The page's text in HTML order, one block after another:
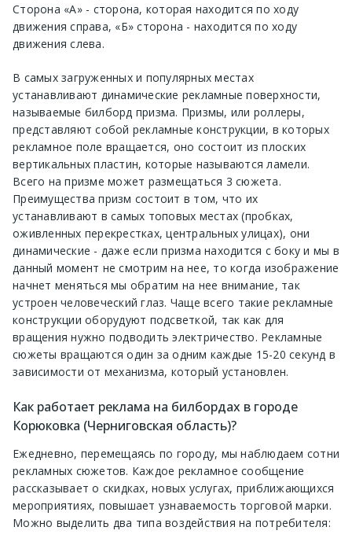
Сторона «А» - сторона, которая находится по ходу
движения справа, «Б» сторона - находится по ходу
движения слева.
В самых загруженных и популярных местах
устанавливают динамические рекламные поверхности,
называемые билборд призма. Призмы, или роллеры,
представляют собой рекламные конструкции, в которых
рекламное поле вращается, оно состоит из плоских
вертикальных пластин, которые называются ламели.
Всего на призме может размещаться 3 сюжета.
Преимущества призм состоит в том, что их
устанавливают в самых топовых местах (пробках,
оживленных перекрестках, центральных улицах), они
динамические - даже если призма находится с боку и мы в
данный момент не смотрим на нее, то когда изображение
начнет меняться мы обратим на нее внимание, так
устроен человеческий глаз. Чаще всего такие рекламные
конструкции оборудуют подсветкой, так как для
вращения нужно подводить электричество. Рекламные
сюжеты вращаются один за одним каждые 15-20 секунд в
зависимости от механизма, который установлен.
Как работает реклама на билбордах в городе
Корюковка (Черниговская область)?
Ежедневно, перемещаясь по городу, мы наблюдаем сотни
рекламных сюжетов. Каждое рекламное сообщение
рассказывает о скидках, новых услугах, приближающихся
мероприятиях, повышает узнаваемость торговой марки.
Можно выделить два типа воздействия на потребителя: